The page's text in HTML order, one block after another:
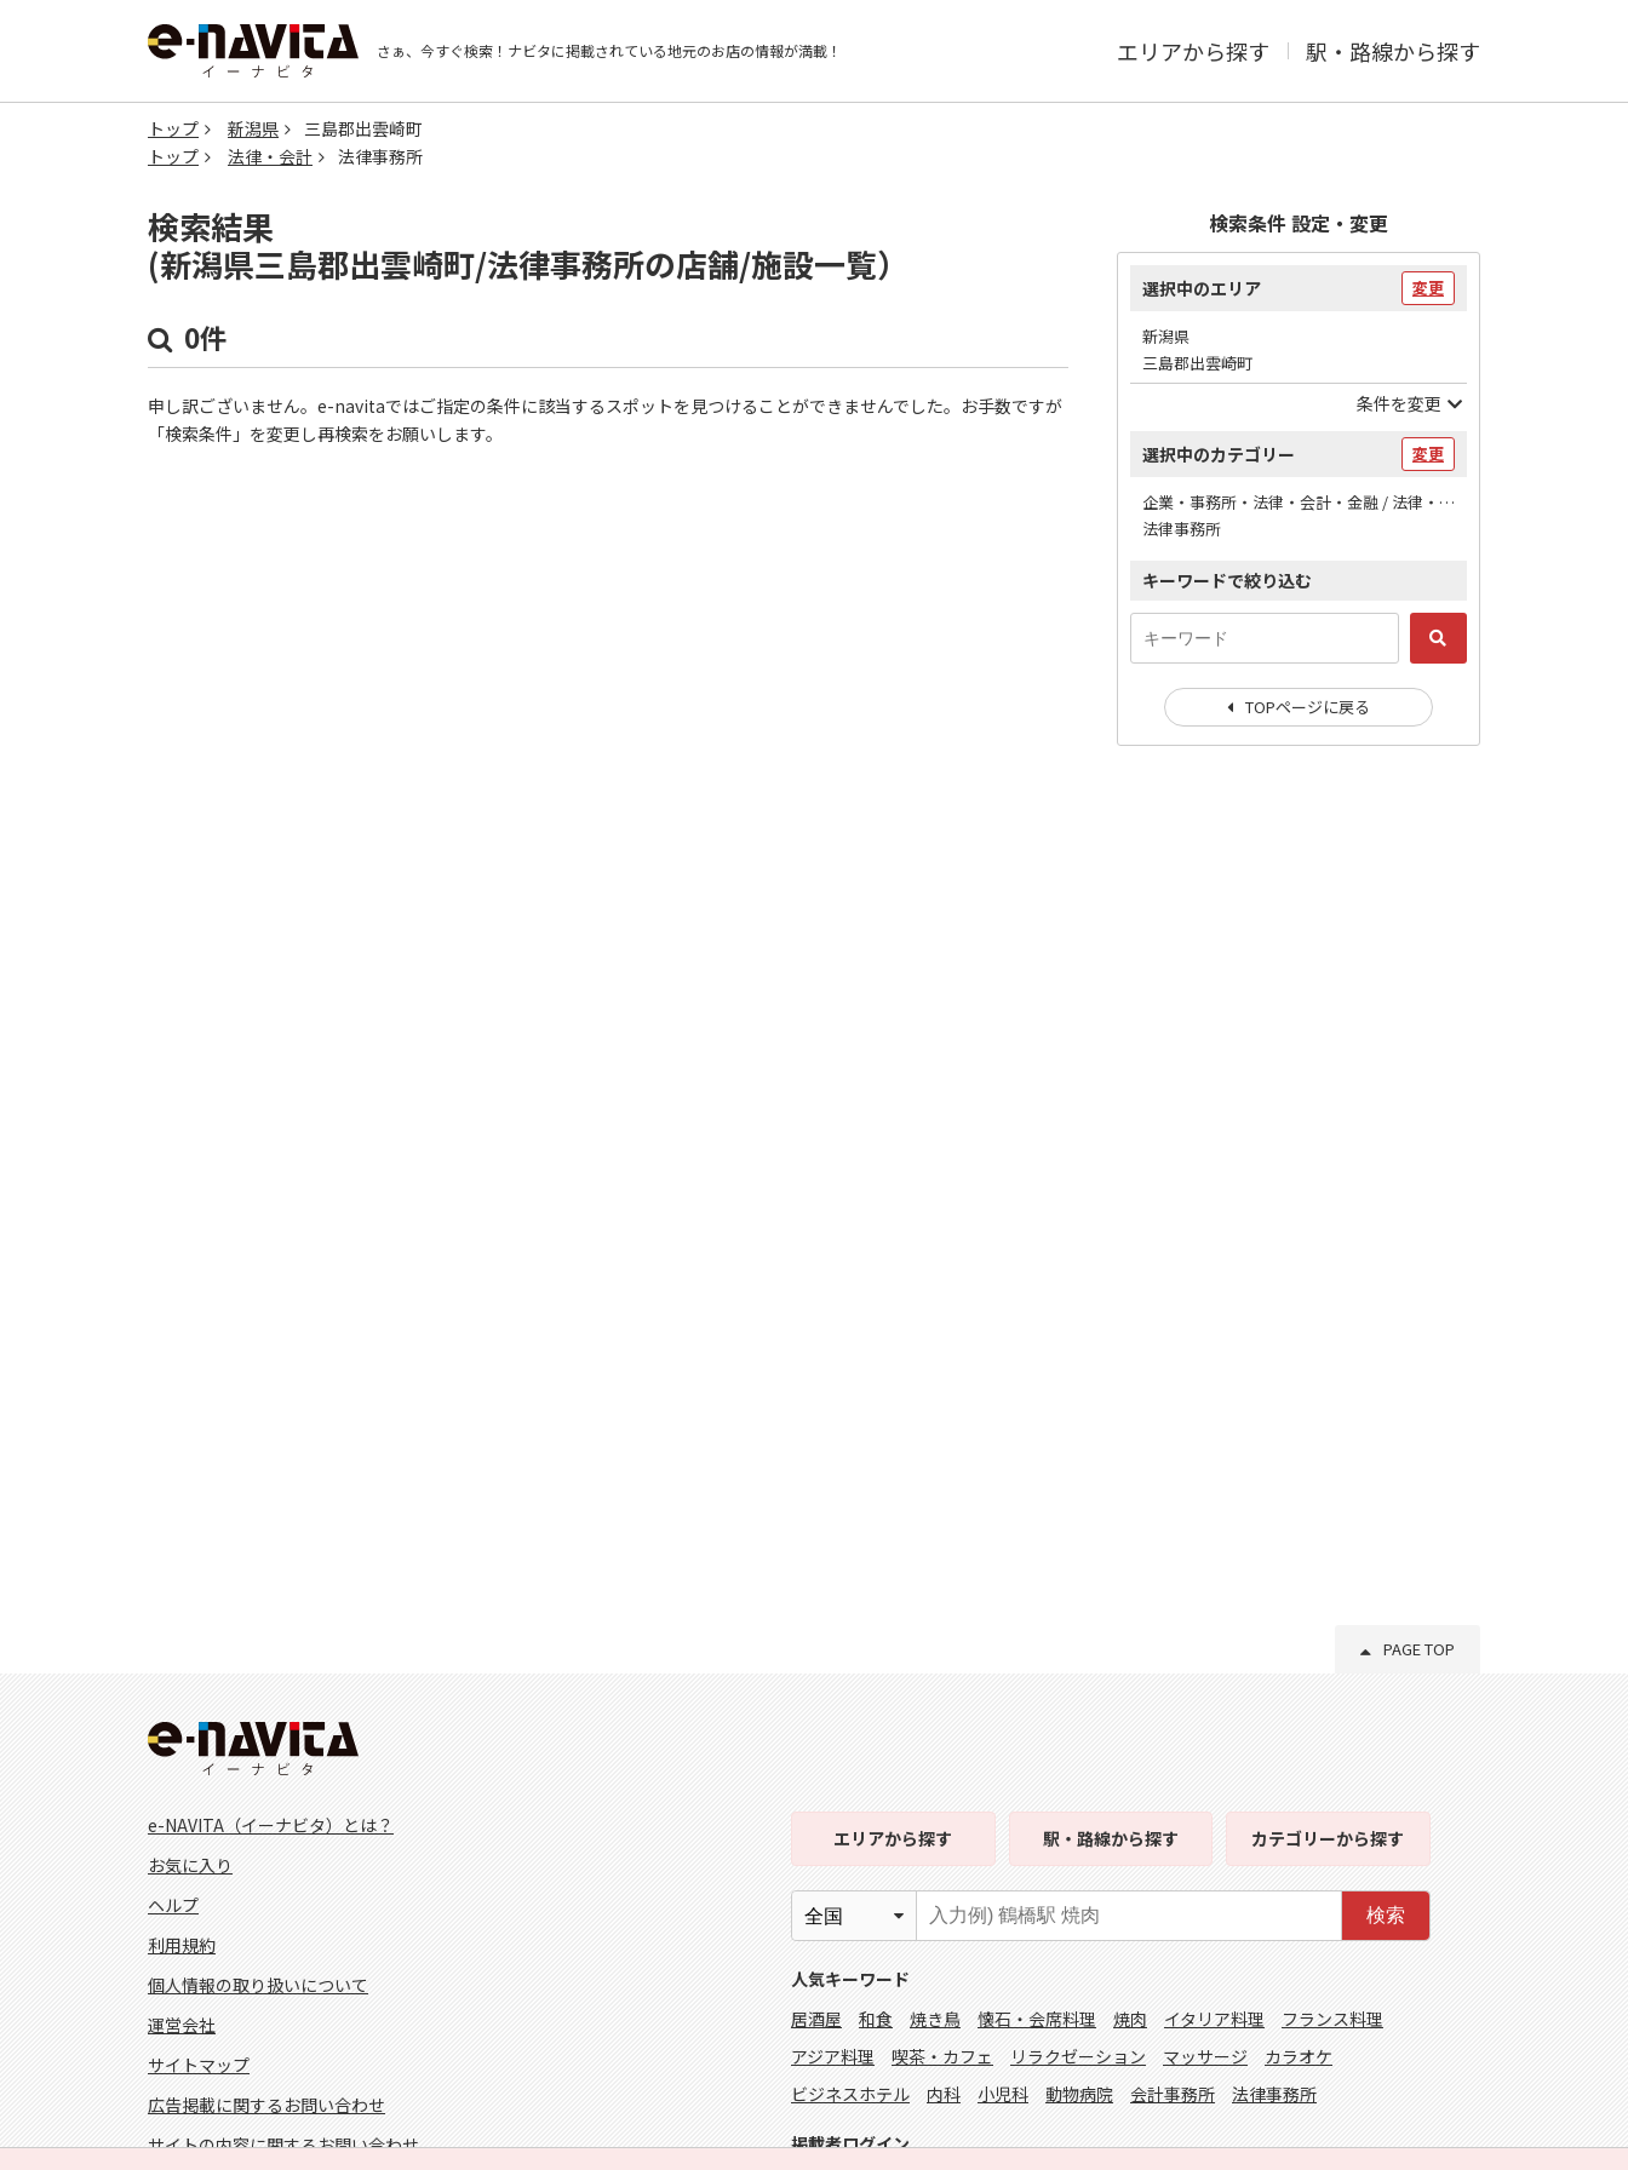
さぁ、今すぐ検索！ ナビタに掲載されている地元のお店の情報が満載！ エリアから探す 駅・路線から探す
トップ 新潟県
三島郡出雲崎町
トップ
法律・会計 法律事務所
検索結果
(新潟県三島郡出雲崎町/法律事務所の店舗/施設一覧）
0件
申し訳ございません。e-navitaではご指定の条件に該当するスポットを見つけることができませんでした。お手数ですが
「検索条件」を変更し再検索をお願いします。
検索条件 設定・変更
選択中のエリア 変更
新潟県
三島郡出雲崎町
条件を変更
選択中のカテゴリー 変更
企業・事務所・法律・会計・金融 / 法律・会計
法律事務所
キーワードで絞り込む
TOPページに戻る
PAGE TOP
e-NAVITA（イーナビタ）とは？
お気に入り
ヘルプ
利用規約
個人情報の取り扱いについて
運営会社
サイトマップ
広告掲載に関するお問い合わせ
サイトの内容に関するお問い合わせ
エリアから探す 駅・路線から探す カテゴリーから探す
検索
人気キーワード
居酒屋
和食 焼き鳥 懐石・会席料理 焼肉 イタリア料理
フランス料理
アジア料理
喫茶・カフェ リラクゼーション マッサージ
カラオケ
ビジネスホテル
内科 小児科 動物病院 会計事務所 法律事務所
掲載者ログイン